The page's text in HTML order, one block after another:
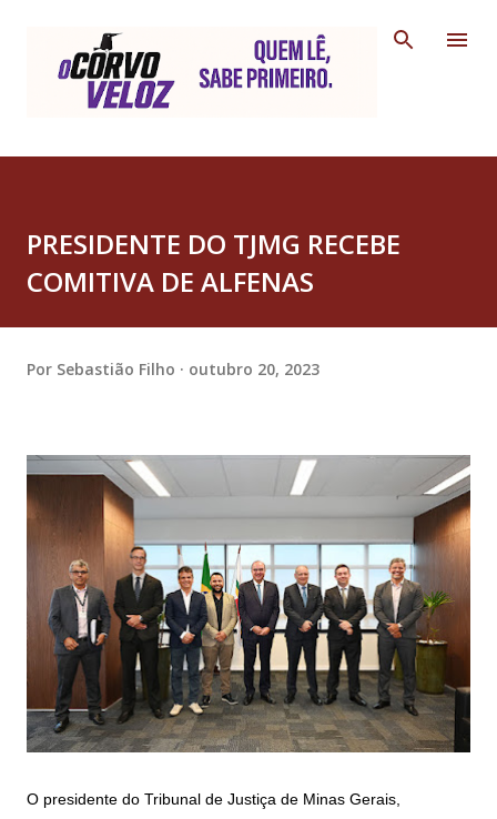
PRESIDENTE DO TJMG RECEBE
COMITIVA DE ALFENAS
Por Sebastião Filho outubro 20, 2023
O presidente do Tribunal de Justiça de Minas Gerais,